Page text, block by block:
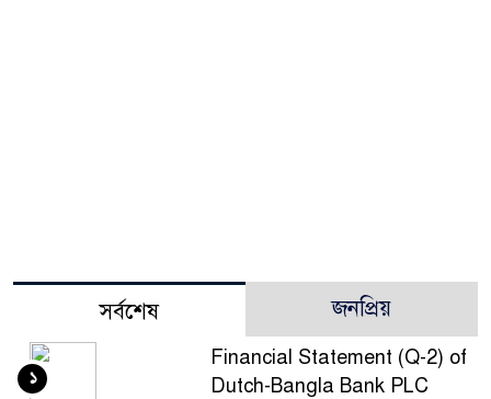
সর্বশেষ জনপ্রিয়
Financial Statement (Q-2) of
Dutch-Bangla Bank PLC
১